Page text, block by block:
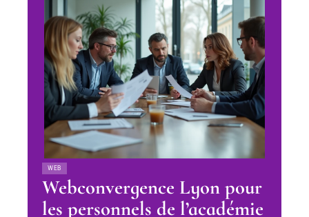
WEB
Webconvergence Lyon pour
les personnels de l’académie